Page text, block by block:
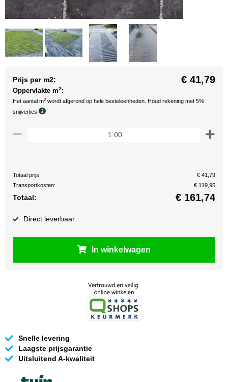
Prijs per m2: € 41,79
Oppervlakte m2:
Het aantal m2 wordt afgerond op hele besteleenheden. Houd rekening met 5%
snijverlies
Totaal prijs:
€ 41,79
Transportkosten:
€ 119,95
Totaal: € 161,74
Direct leverbaar
In winkelwagen
Snelle levering
Laagste prijsgarantie
Uitsluitend A-kwaliteit